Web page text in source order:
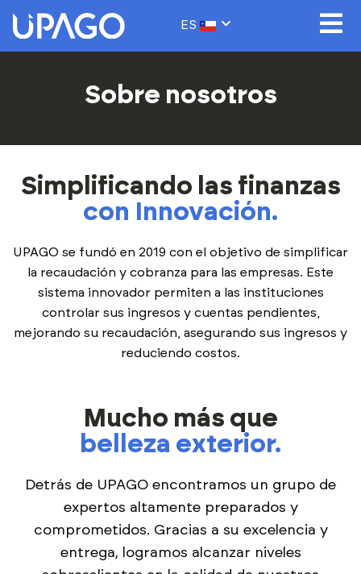
ES
Sobre nosotros
Simplificando las finanzas
con Innovación.
UPAGO se fundó en 2019 con el objetivo de simplificar
la recaudación y cobranza para las empresas. Este
sistema innovador permiten a las instituciones
controlar sus ingresos y cuentas pendientes,
mejorando su recaudación, asegurando sus ingresos y
reduciendo costos.
Mucho más que
belleza exterior.
Detrás de UPAGO encontramos un grupo de
expertos altamente preparados y
comprometidos. Gracias a su excelencia y
entrega, logramos alcanzar niveles